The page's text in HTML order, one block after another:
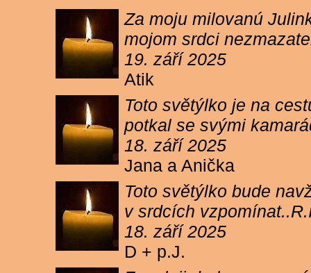
Za moju milovanú
mojom srdci
19. září 2025
Atik
Toto světýlko je na
potkal se svými
18. září 2025
Jana a Anička
Toto světýlko bude
v srdcích
18. září 2025
D + p.J.